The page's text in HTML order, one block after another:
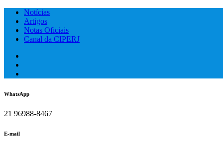
Skip
content
Notícias
Artigos
Notas Oficiais
Canal da CIPERJ
WhatsApp
21 96988-8467
E-mail